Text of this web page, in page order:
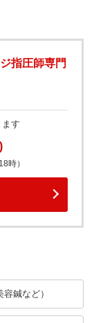
指圧師専門
す
時）
鍼など）